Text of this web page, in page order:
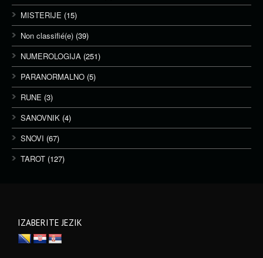
MISTERIJE (15)
Non classifié(e) (39)
NUMEROLOGIJA (251)
PARANORMALNO (5)
RUNE (3)
SANOVNIK (4)
SNOVI (67)
TAROT (127)
IZABERITE JEZIK